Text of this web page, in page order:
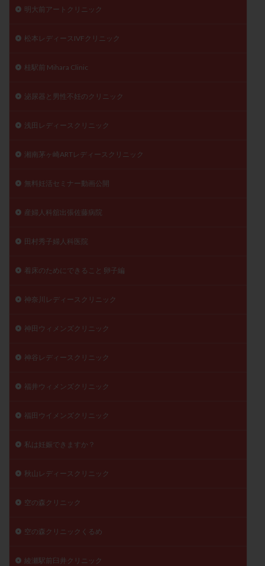
明大前アートクリニック
松本レディースIVFクリニック
桂駅前 Mihara Clinic
泌尿器と男性不妊のクリニック
浅田レディースクリニック
湘南茅ヶ崎ARTレディースクリニック
無料妊活セミナー動画公開
産婦人科舘出張佐藤病院
田村秀子婦人科医院
着床のためにできること 卵子編
神奈川レディースクリニック
神田ウィメンズクリニック
神谷レディースクリニック
福井ウィメンズクリニック
福田ウイメンズクリニック
私は妊娠できますか？
秋山レディースクリニック
空の森クリニック
空の森クリニックくるめ
綾瀬駅前臼井クリニック